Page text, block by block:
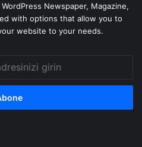
Newspaper, Magazine,
with options that allow you to
website to your needs.